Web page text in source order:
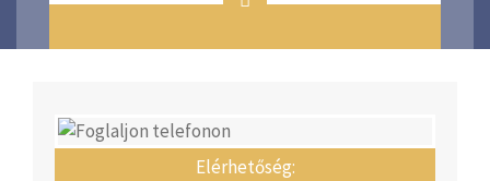
Elérhetőség: